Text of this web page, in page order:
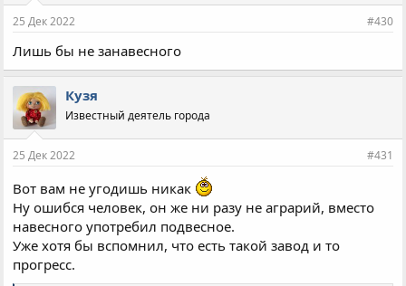
25 Дек 2022 #430
Лишь бы не занавесного
Кузя
Известный деятель города
25 Дек 2022 #431
Вот вам не угодишь никак
Ну ошибся человек, он же ни разу не аграрий, вместо
навесного употребил подвесное.
Уже хотя бы вспомнил, что есть такой завод и то
прогресс.